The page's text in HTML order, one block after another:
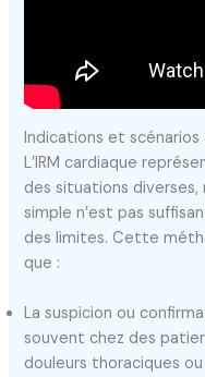
Indications et scénarios
L’IRM cardiaque
des situations
simple n’est pas
des limites. Cette
que :
La suspicion ou
souvent chez des
douleurs thoraciques